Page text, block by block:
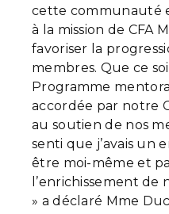
cette communauté
à la mission de CFA
favoriser la
membres. Que ce
Programme
accordée par notre
au soutien de nos
senti que j’avais un
être moi-même et
l’enrichissement de
» a déclaré Mme